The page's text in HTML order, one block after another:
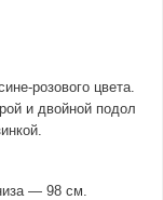
розового цвета.
и двойной подол
— 98 см.